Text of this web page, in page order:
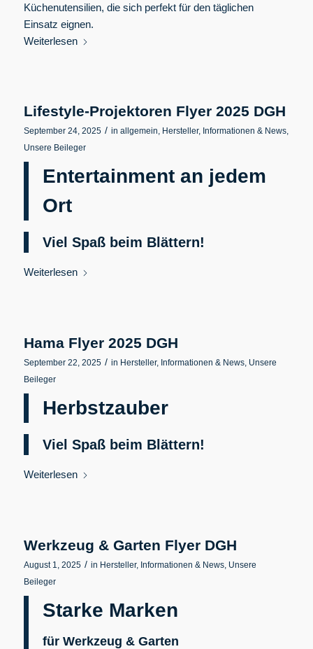
Küchenutensilien, die sich perfekt für den täglichen
Einsatz eignen.
Weiterlesen
Lifestyle-Projektoren Flyer 2025 DGH
September 24, 2025 / in allgemein, Hersteller, Informationen & News,
Unsere Beileger
Entertainment an jedem
Ort
Viel Spaß beim Blättern!
Weiterlesen
Hama Flyer 2025 DGH
September 22, 2025 / in Hersteller, Informationen & News, Unsere
Beileger
Herbstzauber
Viel Spaß beim Blättern!
Weiterlesen
Werkzeug & Garten Flyer DGH
August 1, 2025 / in Hersteller, Informationen & News, Unsere
Beileger
Starke Marken
für Werkzeug & Garten